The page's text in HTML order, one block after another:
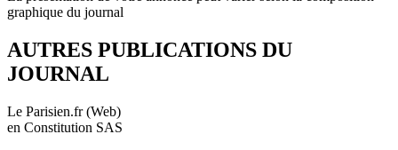
graphique du journal
AUTRES PUBLICATIONS DU
JOURNAL
Le Parisien.fr (Web)
en Constitution SAS